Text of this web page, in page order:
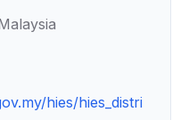
hies/hies_distri